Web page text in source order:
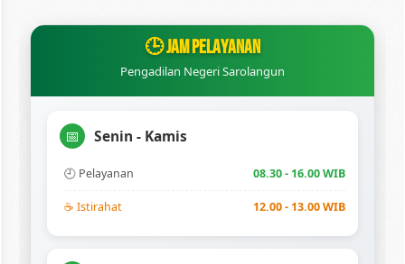
🕒 JAM PELAYANAN
Pengadilan Negeri Sarolangun
📅 Senin - Kamis
🕘 Pelayanan 08.30 - 16.00 WIB
☕ Istirahat 12.00 - 13.00 WIB